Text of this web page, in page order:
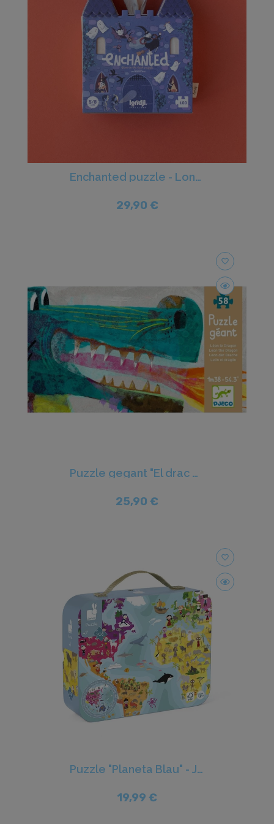
Enchanted puzzle - Londji
29,90 €
favorite_border
Puzzle gegant "El drac Lleó" - Djeco
25,90 €
favorite_border
Puzzle "Planeta Blau" - Janod
19,99 €